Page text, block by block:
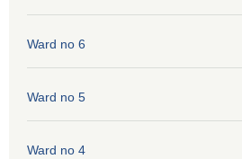
Ward no 6
Ward no 5
Ward no 4